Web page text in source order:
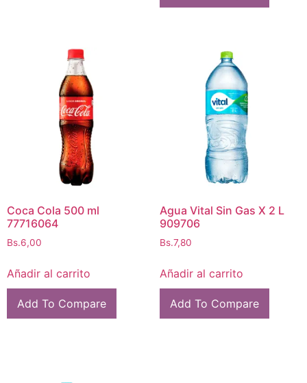
Coca Cola 500 ml
77716064
Bs.6,00
Añadir al carrito
Add To Compare
Agua Vital Sin Gas X 2 L
909706
Bs.7,80
Añadir al carrito
Add To Compare